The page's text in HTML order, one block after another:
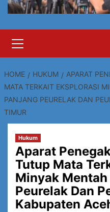
Menu
HOME HUKUM
APARAT
MATA TERKAIT EKSPLORASI
PANJANG PEURELAK DAN
TIMUR
Hukum
Aparat
Tutup Mata
Minyak Mentah
Peurelak Dan
Kabupaten